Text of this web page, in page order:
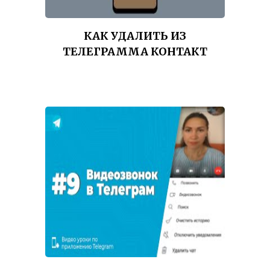
КАК УДАЛИТЬ ИЗ
ТЕЛЕГРАММА КОНТАКТ